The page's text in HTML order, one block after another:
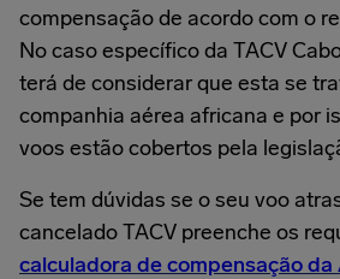
compensação de acordo com o
No caso específico da TACV
terá de considerar que esta se
companhia aérea africana e por
voos estão cobertos pela
Se tem dúvidas se o seu voo
cancelado TACV preenche os
calculadora de compensação da